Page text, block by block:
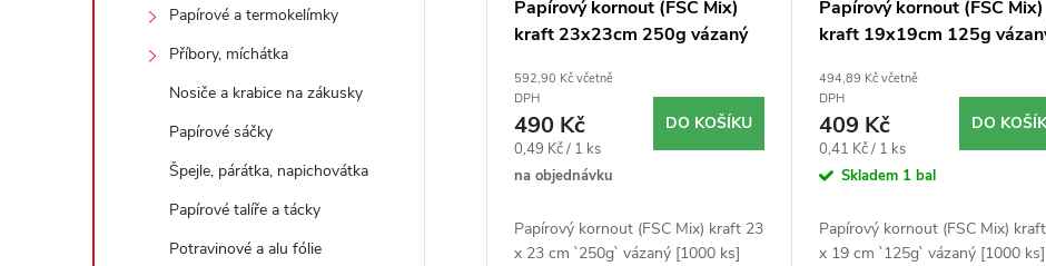
Papírové a termokelímky
Příbory, míchátka
Nosiče a krabice na zákusky
Papírové sáčky
Špejle, párátka, napichovátka
Papírové talíře a tácky
Potravinové a alu fólie
Papírový kornout (FSC Mix)
kraft 23x23cm 250g vázaný
592,90 Kč včetně
DPH
490 Kč
Měrná
cena:
0,49 Kč / 1 ks
na objednávku
DO KOŠÍKU
Papírový kornout (FSC Mix) kraft 23
x 23 cm `250g` vázaný [1000 ks]
Papírový kornout (FSC Mix)
kraft 19x19cm 125g
494,89 Kč včetně
DPH
409 Kč
Měrná
cena:
0,41 Kč / 1 ks
Skladem 1 bal
DO
Papírový kornout (FSC Mix)
x 19 cm `125g` vázaný [1000 ks]